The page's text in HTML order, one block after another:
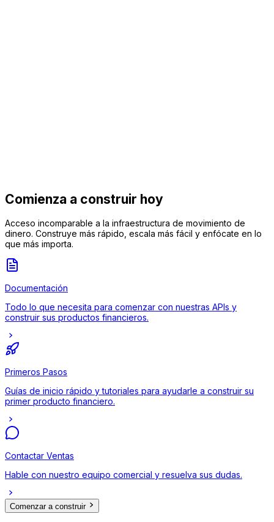
Comienza a construir hoy
Acceso incomparable a la infraestructura de movimiento de
dinero. Construye más rápido, escala más fácil y enfócate en lo
que más importa.
Documentación
Todo lo que necesita para comenzar con nuestras APIs y
construir sus productos financieros.
Primeros Pasos
Guías de inicio rápido y tutoriales para ayudarle a construir su
primer producto financiero.
Contactar Ventas
Hable con nuestro equipo comercial y resuelva sus dudas.
Comenzar a construir